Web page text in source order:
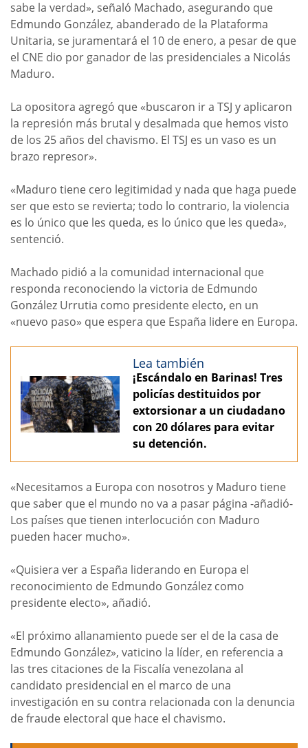
sabe la verdad», señaló Machado, asegurando que
Edmundo González, abanderado de la Plataforma
Unitaria, se juramentará el 10 de enero, a pesar de que
el CNE dio por ganador de las presidenciales a Nicolás
Maduro.
La opositora agregó que «buscaron ir a TSJ y aplicaron
la represión más brutal y desalmada que hemos visto
de los 25 años del chavismo. El TSJ es un vaso es un
brazo represor».
«Maduro tiene cero legitimidad y nada que haga puede
ser que esto se revierta; todo lo contrario, la violencia
es lo único que les queda, es lo único que les queda»,
sentenció.
Machado pidió a la comunidad internacional que
responda reconociendo la victoria de Edmundo
González Urrutia como presidente electo, en un
«nuevo paso» que espera que España lidere en Europa.
Lea también
¡Escándalo en Barinas! Tres
policías destituidos por
extorsionar a un ciudadano
con 20 dólares para evitar
su detención.
«Necesitamos a Europa con nosotros y Maduro tiene
que saber que el mundo no va a pasar página -añadió-
Los países que tienen interlocución con Maduro
pueden hacer mucho».
«Quisiera ver a España liderando en Europa el
reconocimiento de Edmundo González como
presidente electo», añadió.
«El próximo allanamiento puede ser el de la casa de
Edmundo González», vaticino la líder, en referencia a
las tres citaciones de la Fiscalía venezolana al
candidato presidencial en el marco de una
investigación en su contra relacionada con la denuncia
de fraude electoral que hace el chavismo.